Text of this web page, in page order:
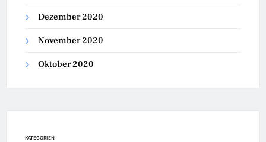
Dezember 2020
November 2020
Oktober 2020
KATEGORIEN